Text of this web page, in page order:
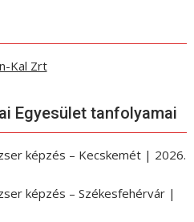
Egyesület tanfolyamai
képzés – Kecskemét | 2026.
képzés – Székesfehérvár |